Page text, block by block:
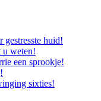
gestresste huid!
u weten!
een sprookje!
sixties!